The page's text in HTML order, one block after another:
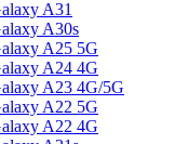
A31
A30s
A25 5G
A24 4G
A23 4G/5G
A22 5G
A22 4G